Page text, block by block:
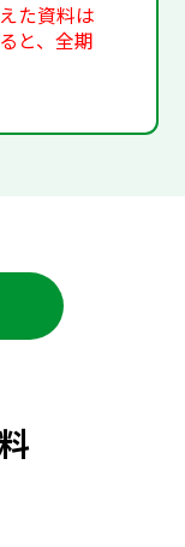
た資料は
と、全期